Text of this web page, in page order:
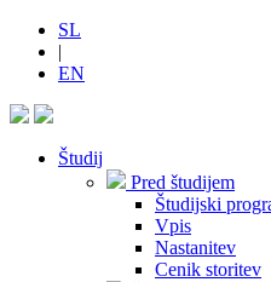
SL
|
EN
Študij
Pred študijem
Študijski
Vpis
Nastanitev
Cenik storitev